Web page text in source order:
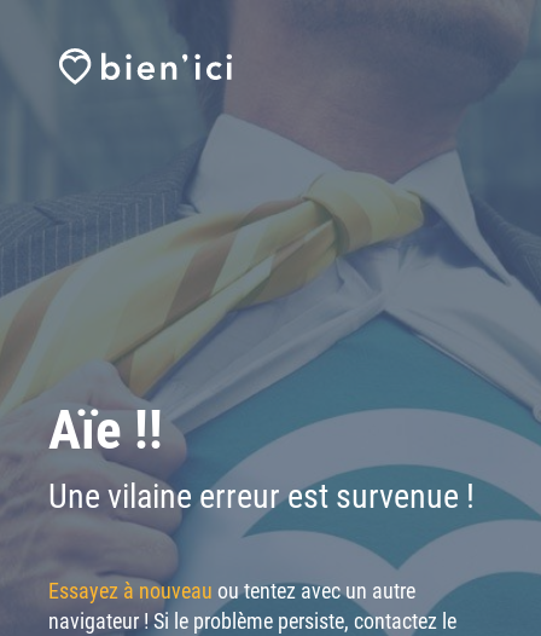
Aïe !!
Une vilaine erreur est survenue !
Essayez à nouveau ou tentez avec un autre
navigateur ! Si le problème persiste, contactez le